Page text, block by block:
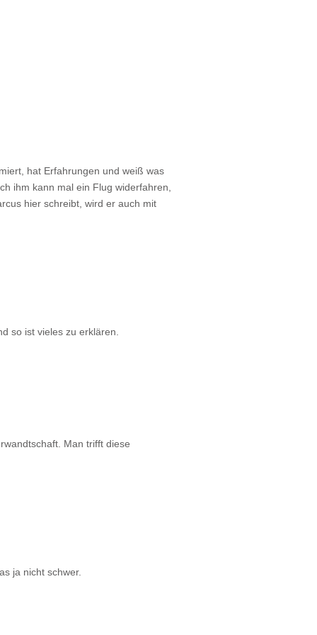
hat Erfahrungen und weiß was
ihm kann mal ein Flug widerfahren,
hier schreibt, wird er auch mit
so ist vieles zu erklären.
Man trifft diese
ja nicht schwer.